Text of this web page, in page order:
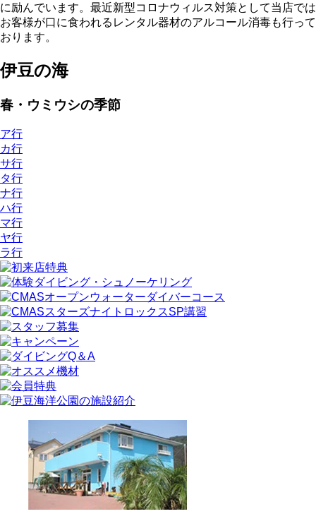
に励んでいます。最近新型コロナウィルス対策として当店では
お客様が口に食われるレンタル器材のアルコール消毒も行って
おります。
伊豆の海
春・ウミウシの季節
ア行
カ行
サ行
タ行
ナ行
ハ行
マ行
ヤ行
ラ行